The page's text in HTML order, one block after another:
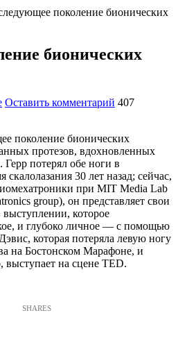
поколение бионических
бионических
Оставить комментарий 407
поколение бионических
протезов, вдохновленных
потерял обе ноги в
скалолазания 30 лет назад; сейчас,
при MIT Media Lab
group), он представляет свои
которое
и глубоко личное — с помощью
которая потеряла левую ногу
на Бостонском Марафоне, и
выступает на сцене TED.